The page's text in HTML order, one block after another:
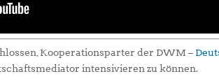
Kooperationsparter der DWM –
intensivieren zu können.